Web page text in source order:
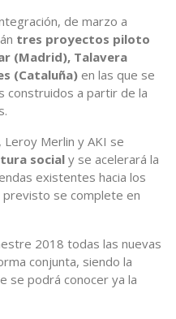
de marzo a
tres proyectos piloto
(Madrid), Talavera
(Cataluña) en las que se
construidos a partir de la
Merlin y AKI se
social y se acelerará la
existentes hacia los
se complete en
2018 todas las nuevas
conjunta, siendo la
se podrá conocer ya la